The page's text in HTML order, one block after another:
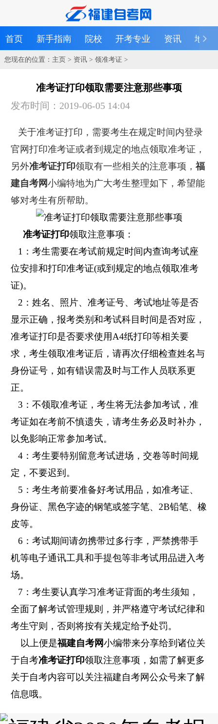
首页 新手指南 院校 开考专业 资讯 地区
您现在的位置： 主页> 资讯> 领准考证 >
准考证打印领取需要注意那些事项
发布时间：2019-06-05 14:04
关于准考证打印，需要考生在规定时间内登录
官网打印准考证或者到规定的地点领取准考证，
另外准考证打印领取有一些相关的注意事项，福
建自考网小编特地为广大考生整理如下，希望能
够对考生有所帮助。
准考证打印领取注意事项：
1：考生需要在考试前规定时间内查询考试座
位安排和打印准考证(或到规定的地点领取准考
证)。
2：姓名、照片、准考证号、考试地址等是否
显示正确，报考类别和考试科目时间是否对应，
准考证打印是否要求使用A4纸打印等相关要
求，考生领取准考证后，请再次仔细检查姓名与
身份证号，如有错误需及时与工作人员联系更
正。
3：不领取准考证，考生将无法参加考试，准
考证如在考前不慎遗失，请考生务必及时补办，
以免影响正常参加考试。
4：考生要特别留意考试进场，交卷等时间规
定，不要迟到。
5：考生考前要准备好考试用品，如准考证、
身份证、黑色字迹的钢笔或签字笔、2B铅笔、橡
皮等。
6：考试期间请勿携带过多行李，严禁携带手
机等电子通讯工具和手提包等非考试用品进入考
场。
7：考生要认真学习准考证背面的考生须知，
全面了解考试管理规则，并严格遵守考试纪律和
考生守则，否则将按有关规定给予处罚。
以上便是福建自考网小编带来分享给到诸位关
于自考准考证打印领取注意事项，如需了解更多
关于自考内容可以关注福建自考网公众号来了解
信息哦。